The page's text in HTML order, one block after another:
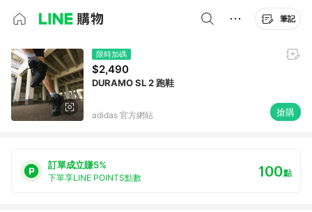
筆記
限時加碼
$2,490
DURAMO SL 2 跑鞋
adidas 官方網站 搶購
訂單成立賺5%
下單享LINE POINTS點數 100點